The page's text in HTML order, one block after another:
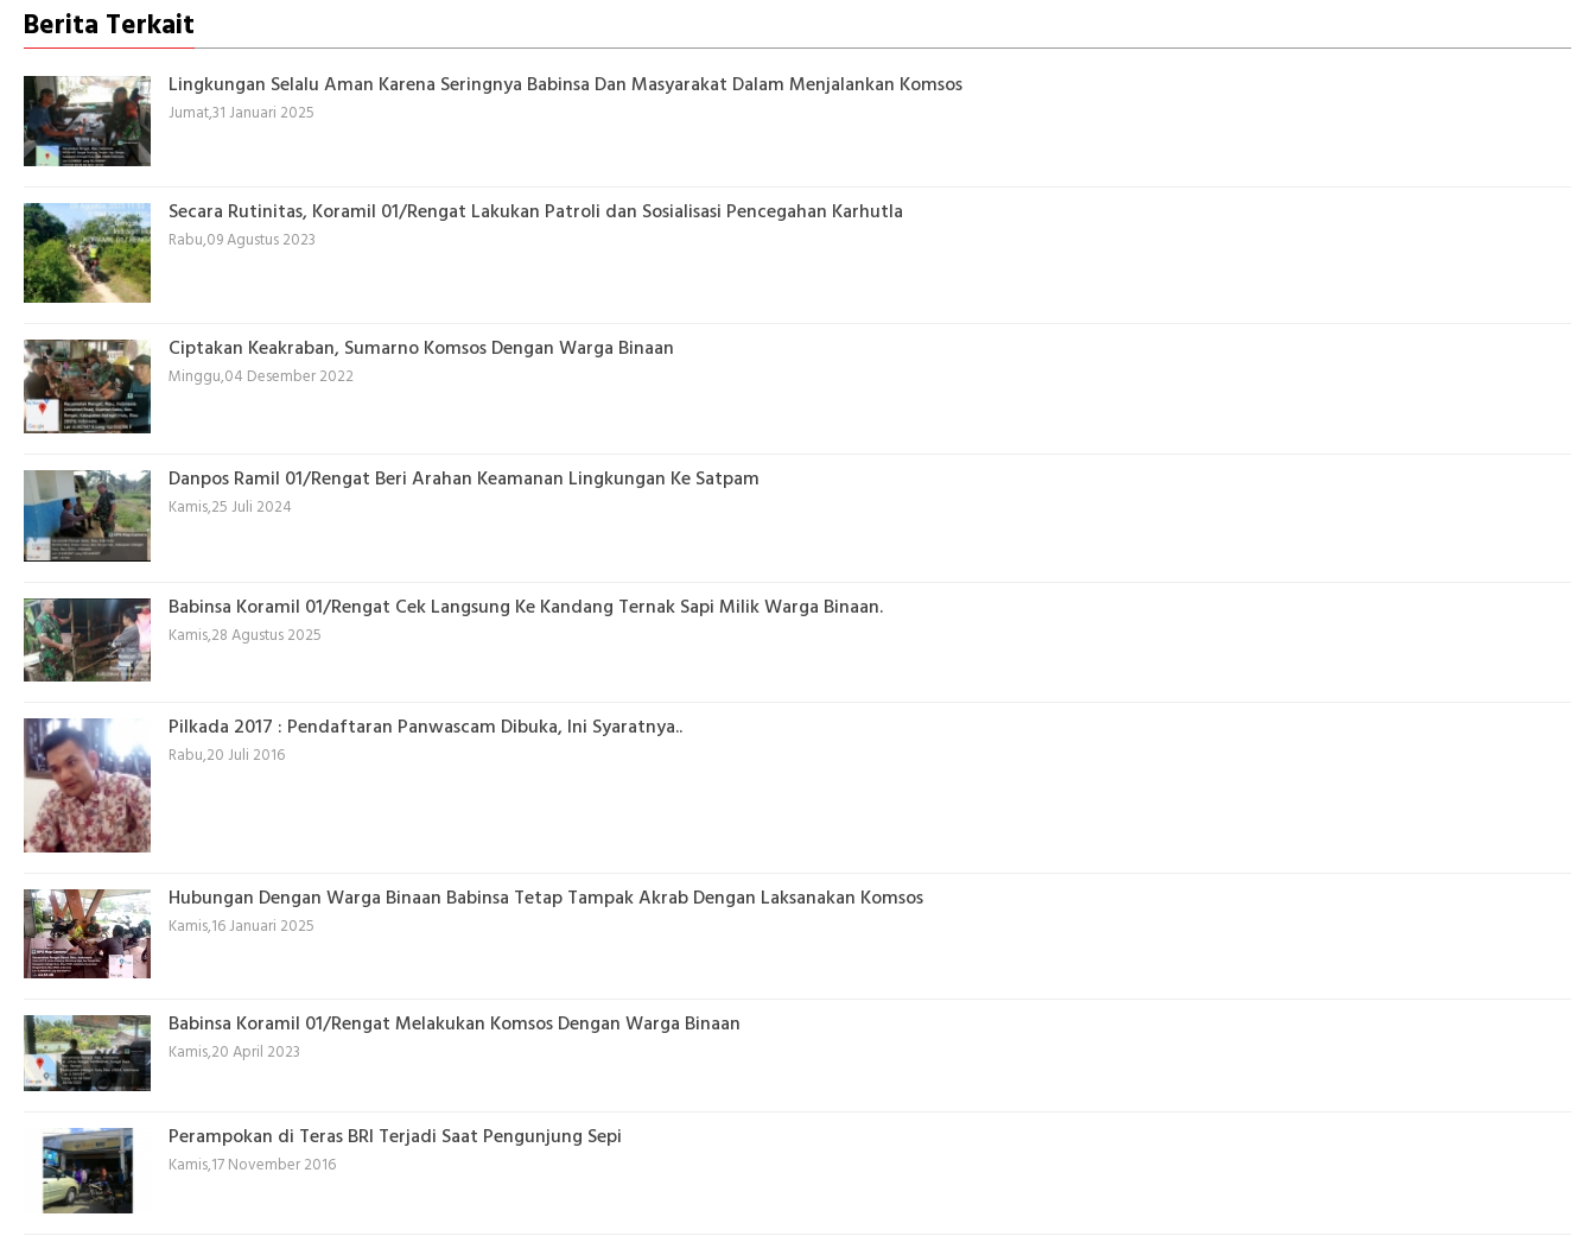
Berita Terkait
Lingkungan Selalu Aman Karena Seringnya Babinsa Dan Masyarakat Dalam Menjalankan Komsos
Jumat,31 Januari 2025
Secara Rutinitas, Koramil 01/Rengat Lakukan Patroli dan Sosialisasi Pencegahan Karhutla
Rabu,09 Agustus 2023
Ciptakan Keakraban, Sumarno Komsos Dengan Warga Binaan
Minggu,04 Desember 2022
Danpos Ramil 01/Rengat Beri Arahan Keamanan Lingkungan Ke Satpam
Kamis,25 Juli 2024
Babinsa Koramil 01/Rengat Cek Langsung Ke Kandang Ternak Sapi Milik Warga Binaan.
Kamis,28 Agustus 2025
Pilkada 2017 : Pendaftaran Panwascam Dibuka, Ini Syaratnya..
Rabu,20 Juli 2016
Hubungan Dengan Warga Binaan Babinsa Tetap Tampak Akrab Dengan Laksanakan Komsos
Kamis,16 Januari 2025
Babinsa Koramil 01/Rengat Melakukan Komsos Dengan Warga Binaan
Kamis,20 April 2023
Perampokan di Teras BRI Terjadi Saat Pengunjung Sepi
Kamis,17 November 2016